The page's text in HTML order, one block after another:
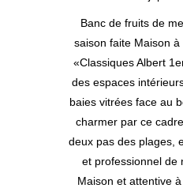
Banc de fruits de
saison faite Maison
«Classiques Albert
des espaces
baies vitrées face au
charmer par ce
deux pas des plages,
et professionnel de
Maison et attentive à